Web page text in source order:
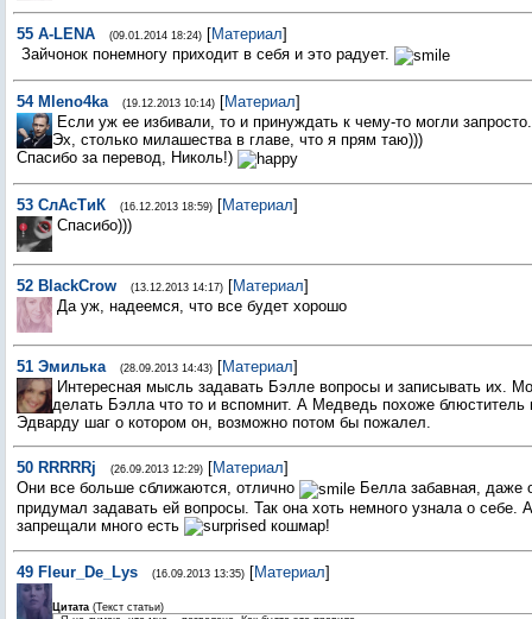
55 A-LENA (09.01.2014 18:24) [Материал]
Зайчонок понемногу приходит в себя и это радует.
54 Mleno4ka (19.12.2013 10:14) [Материал]
Если уж ее избивали, то и принуждать к чему-то могли
Эх, столько милашества в главе, что я прям таю)))
Спасибо за перевод, Николь!)
53 СлАсТиК (16.12.2013 18:59) [Материал]
Спасибо)))
52 BlackCrow (13.12.2013 14:17) [Материал]
Да уж, надеемся, что все будет хорошо
51 Эмилька (28.09.2013 14:43) [Материал]
Интересная мысль задавать Бэлле вопросы и записывать их.
делать Бэлла что то и вспомнит. А Медведь похоже блюститель
Эдварду шаг о котором он, возможно потом бы пожалел.
50 RRRRRj (26.09.2013 12:29) [Материал]
Они все больше сближаются, отлично
Белла забавная, даже
придумал задавать ей вопросы. Так она хоть немного узнала о себе.
запрещали много есть
кошмар!
49 Fleur_De_Lys (16.09.2013 13:35) [Материал]
Цитата (Текст статьи)